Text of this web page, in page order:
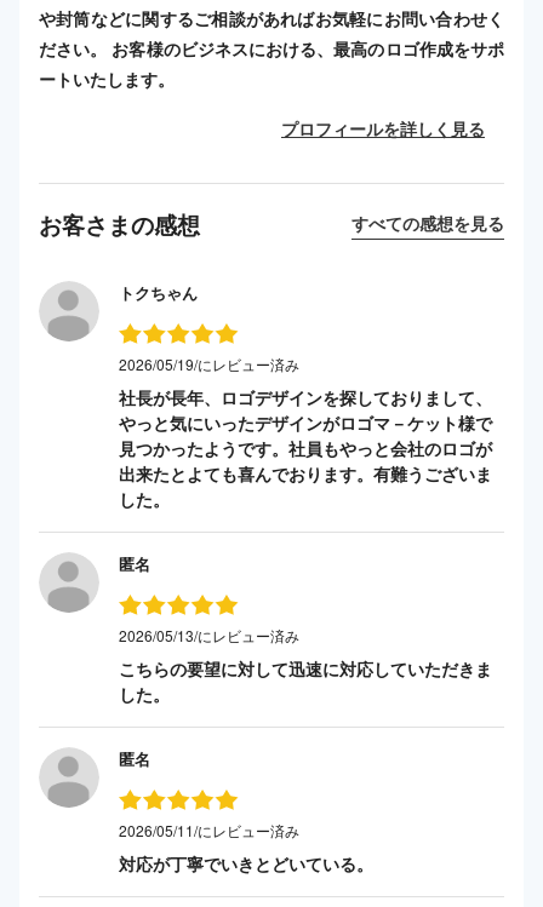
や封筒などに関するご相談があればお気軽にお問い合わせく
ださい。 お客様のビジネスにおける、最高のロゴ作成をサポ
ートいたします。
プロフィールを詳しく見る
お客さまの感想 すべての感想を見る
トクちゃん
2026/05/19/にレビュー済み
社長が長年、ロゴデザインを探しておりまして、
やっと気にいったデザインがロゴマ－ケット様で
見つかったようです。社員もやっと会社のロゴが
出来たとよても喜んでおります。有難うございま
した。
匿名
2026/05/13/にレビュー済み
こちらの要望に対して迅速に対応していただきま
した。
匿名
2026/05/11/にレビュー済み
対応が丁寧でいきとどいている。